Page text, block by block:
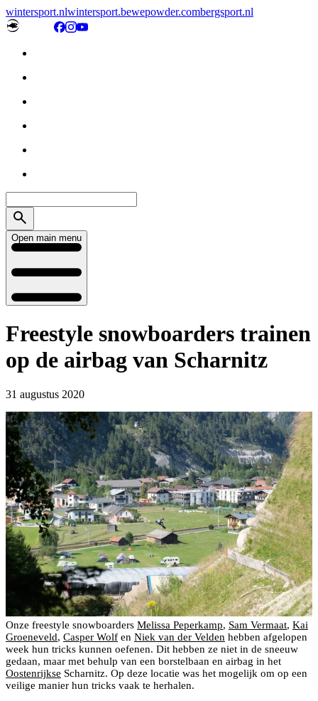
wintersport.nlwintersport.bewepowder.combergsport.nl
Open main menu
Freestyle snowboarders trainen
op de airbag van Scharnitz
31 augustus 2020
Onze freestyle snowboarders Melissa Peperkamp, Sam Vermaat, Kai
Groeneveld, Casper Wolf en Niek van der Velden hebben afgelopen
week hun tricks kunnen oefenen. Dit hebben ze niet in de sneeuw
gedaan, maar met behulp van een borstelbaan en airbag in het
Oostenrijkse Scharnitz. Op deze locatie was het mogelijk om op een
veilige manier hun tricks vaak te herhalen.